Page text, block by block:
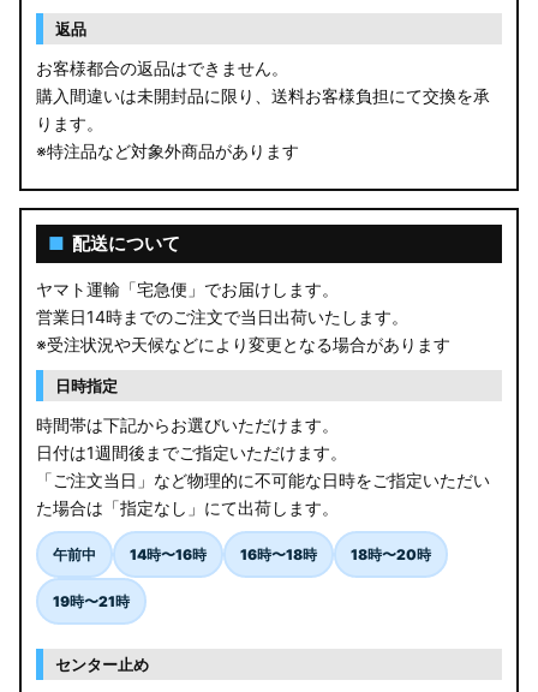
返品
お客様都合の返品はできません。
購入間違いは未開封品に限り、送料お客様負担にて交換を承
ります。
※特注品など対象外商品があります
■ 配送について
ヤマト運輸「宅急便」でお届けします。
営業日14時までのご注文で当日出荷いたします。
※受注状況や天候などにより変更となる場合があります
日時指定
時間帯は下記からお選びいただけます。
日付は1週間後までご指定いただけます。
「ご注文当日」など物理的に不可能な日時をご指定いただい
た場合は「指定なし」にて出荷します。
午前中 14時〜16時 16時〜18時 18時〜20時
19時〜21時
センター止め